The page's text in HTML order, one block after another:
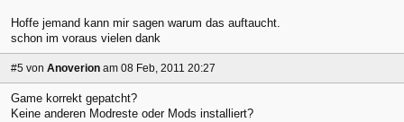
Hoffe jemand kann mir sagen warum das auftaucht.
schon im voraus vielen dank
#5 von Anoverion am 08 Feb, 2011 20:27
Game korrekt gepatcht?
Keine anderen Modreste oder Mods installiert?